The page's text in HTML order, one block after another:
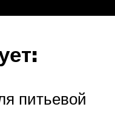
питьевой